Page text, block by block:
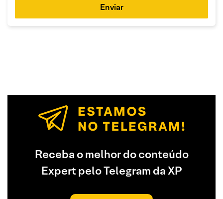
Enviar
Receba o melhor do conteúdo
Expert pelo Telegram da XP